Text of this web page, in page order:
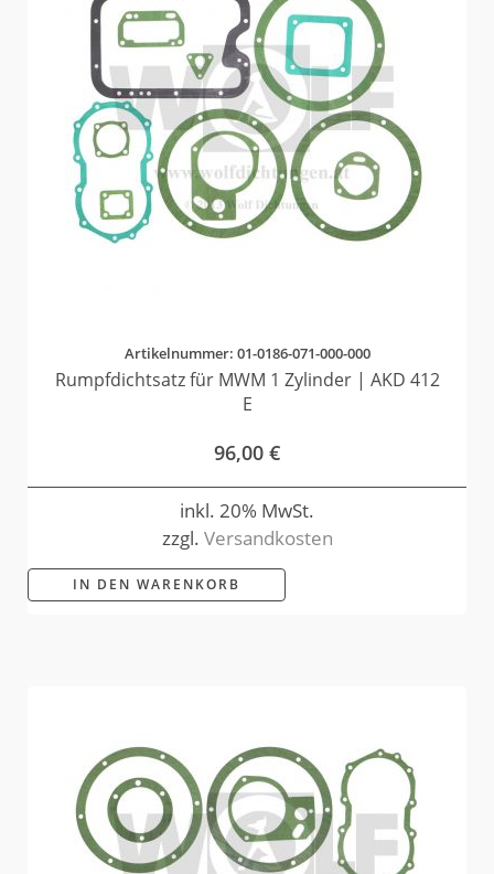
Artikelnummer: 01-0186-071-000-000
Rumpfdichtsatz für MWM 1 Zylinder | AKD 412
E
96,00 €
inkl. 20% MwSt.
zzgl. Versandkosten
IN DEN WARENKORB